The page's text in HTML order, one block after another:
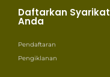
Daftarkan Syarikat
Anda
Pendaftaran
Pengiklanan